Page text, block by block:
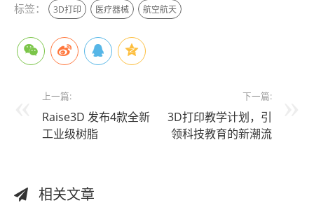
标签： 3D打印 医疗器械 航空航天
上一篇:
Raise3D 发布4款全新
工业级树脂
下一篇:
3D打印教学计划，引
领科技教育的新潮流
相关文章